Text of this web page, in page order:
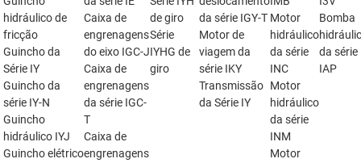
hidráulico de
fricção
Guincho da
Série IY
Guincho da
série IY-N
Guincho
hidráulico IYJ
Guincho elétrico
Caixa de
engrenagens
do eixo IGC-J
Caixa de
engrenagens
da série IGC-
T
Caixa de
engrenagens
de giro
Série
IYHG de
giro
da série IGY-T
Motor de
viagem da
série IKY
Transmissão
da Série IY
Motor
hidráulico
da série
INC
Motor
hidráulico
da série
INM
Motor
Bomba
da série
IAP